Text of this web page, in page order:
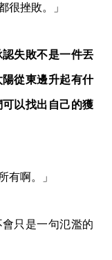
很挫敗。」
認失敗不是一件丟
從東邊升起有什
以找出自己的獲
有啊。」
只是一句氾濫的